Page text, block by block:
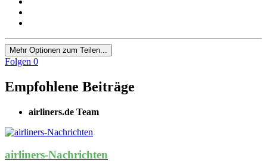
Mehr Optionen zum Teilen...
Folgen 0
Empfohlene Beiträge
airliners.de Team
airliners-Nachrichten